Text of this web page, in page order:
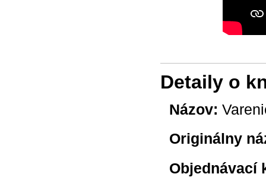
Detaily o
Názov:
Originálny
Objednávací